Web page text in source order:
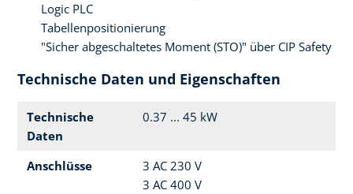
Logic PLC
Tabellenpositionierung
"Sicher abgeschaltetes Moment (STO)" über CIP Safety
Technische Daten und Eigenschaften
Technische
Daten
0.37 ... 45 kW
Anschlüsse
3 AC 230 V
3 AC 400 V